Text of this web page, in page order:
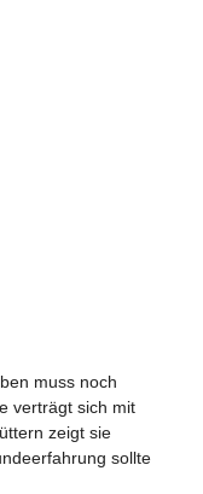
muss noch
verträgt sich mit
zeigt sie
sollte